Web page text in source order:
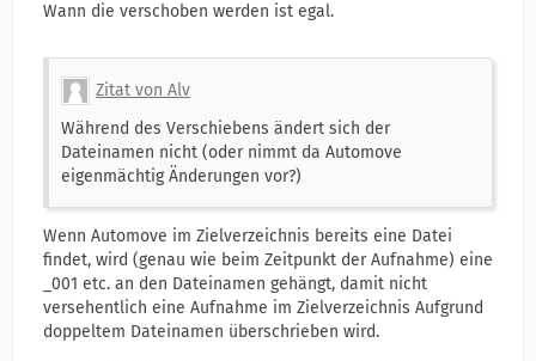
Wann die verschoben werden ist egal.
Zitat von Alv
Während des Verschiebens ändert sich der
Dateinamen nicht (oder nimmt da Automove
eigenmächtig Änderungen vor?)
Wenn Automove im Zielverzeichnis bereits eine Datei
findet, wird (genau wie beim Zeitpunkt der Aufnahme) eine
_001 etc. an den Dateinamen gehängt, damit nicht
versehentlich eine Aufnahme im Zielverzeichnis Aufgrund
doppeltem Dateinamen überschrieben wird.